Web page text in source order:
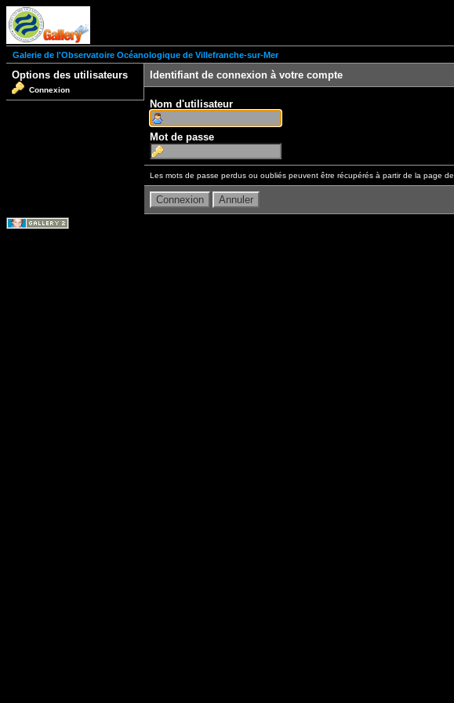
Galerie de l'Observatoire Océanologique de Villefranche-sur-Mer
Options des utilisateurs
Connexion
Identifiant de connexion à votre compte
Nom d'utilisateur
Mot de passe
Les mots de passe perdus ou oubliés peuvent être récupérés à partir de la page de